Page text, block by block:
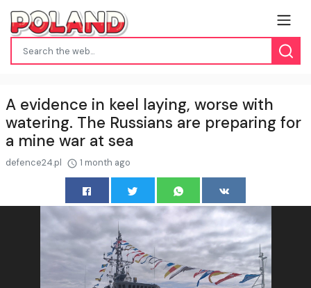
A evidence in keel laying, worse with
watering. The Russians are preparing for
a mine war at sea
defence24.pl 1 month ago